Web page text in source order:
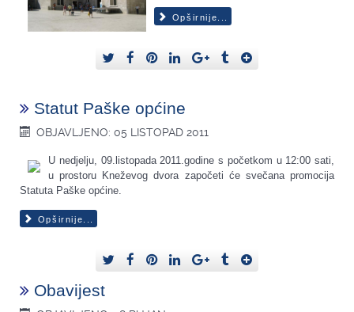
Opširnije...
Statut Paške općine
OBJAVLJENO: 05 LISTOPAD 2011
U nedjelju, 09.listopada 2011.godine s početkom u 12:00 sati,
u prostoru Kneževog dvora započeti će svečana promocija
Statuta Paške općine
Opširnije...
Obavijest